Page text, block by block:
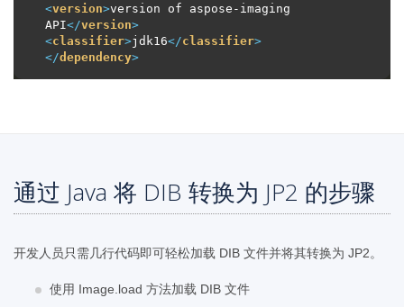
<version>version of aspose-imaging
API</version>
<classifier>jdk16</classifier>
</dependency>
通过 Java 将 DIB 转换为 JP2 的步骤
开发人员只需几行代码即可轻松加载 DIB 文件并将其转换为 JP2。
使用 Image.load 方法加载 DIB 文件